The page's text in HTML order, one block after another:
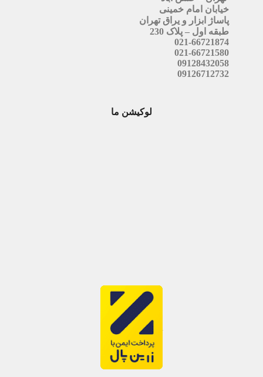
خیابان امام خمینی
پاساژ ابزار و یراق تهران
طبقه اول – پلاک 230
021-66721874
021-66721580
09128432058
09126712732
لوکیشن ما